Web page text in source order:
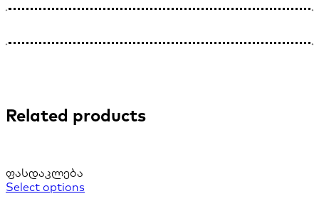
Related products
ფასდაკლება
Select options